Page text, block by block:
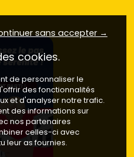
sans accepter →
cookies.
de personnaliser le
des fonctionnalités
et d'analyser notre trafic.
des informations sur
nos partenaires
celles-ci avec
leur as fournies.